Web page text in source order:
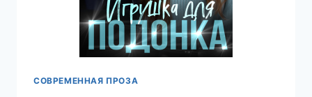
СОВРЕМЕННАЯ ПРОЗА